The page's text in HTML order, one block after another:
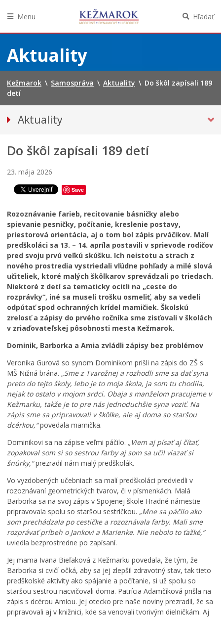
obsah
Menu Hľadať
Aktuality
Kežmarok \ Samospráva \ Aktuality \ Do škôl zapísali 189
detí
Aktuality
Spravodajstvo
Školstvo
Bezpečnosť
Životné prostredie
Zdravie
Cirkev
Šport
Do škôl zapísali 189 detí
23. mája 2026
Save
Rozoznávanie farieb, recitovanie básničky alebo
spievanie pesničky, počítanie, kreslenie postavy,
priestorová orientácia, aj o tom bol zápis prváčikov. Malí
predškoláci sa 13. – 14. apríla postavili v sprievode rodičov
pred svoju prvú veľkú skúšku. Ich neistotu a strach z
nového prostredia vystriedali vľúdne pohľady a milé slová
učiteliek, ktoré malých škôlkarov sprevádzali po triedach.
Niektoré z detí sa tematicky ocitli na „ceste do
rozprávky“, iné sa museli trošku osmeliť, aby sa vedeli
odpútať spod ochranných krídel mamičiek. Školskú
zrelosť a zápisy do prvého ročníka sme zisťovali v školách
v zriaďovateľskej pôsobnosti mesta Kežmarok.
Dominik, Barborka a Amia zvládli zápisy bez problémov
Veronika Gurová so synom Dominikom prišli na zápis do ZŠ s
MŠ Nižná brána. „Sme z Tvarožnej a rozhodli sme sa dať syna
preto do tejto školy, lebo je to moja škola, ja som tu chodila,
nejak to ostalo v mojom srdci. Obaja s manželom pracujeme v
Kežmarku, takže je to pre nás jednoduchšie syna voziť. Na
zápis sme sa pripravovali v škôlke, ale aj doma so staršou
dcérkou,“povedala mamička.
Dominikovi sa na zápise veľmi páčilo. „Viem aj písať aj čítať,
zopakoval som si so sestrou farby aj som sa učil viazať si
šnúrky,“prezradil nám malý predškolák.
Vo vyzdobených učebniach sa malí predškoláci predviedli v
rozoznávaní geometrických tvarov, či v písmenkách. Malá
Barborka sa na svoj zápis v Spojenej škole Hradné námestie
pripravovala spolu so staršou sestričkou. „Mne sa páčilo ako
som prechádzala po cestičke a rozoznávala farby. Mali sme
rozprávať príbeh o Jankovi a Marienke. Nie nebolo to ťažké,“
uviedla bezprostredne po zapísaní.
Jej mama Ivana Bieľaková z Kežmarku povedala, že tým, že
Barborka si cvičí očká, aby sa jej zlepšil zdravotný stav, tak tieto
predškolské aktivity ako spájanie a počítanie, si už spolu so
staršou sestrou nacvičovali doma. Patrícia Adamčíková prišla na
zápis s dcérou Amiou. Jej otecko pre naše noviny prezradil, že sa
pripravovali aj v knižnici, kde sa venovali tvorivým dielničkám. Aj